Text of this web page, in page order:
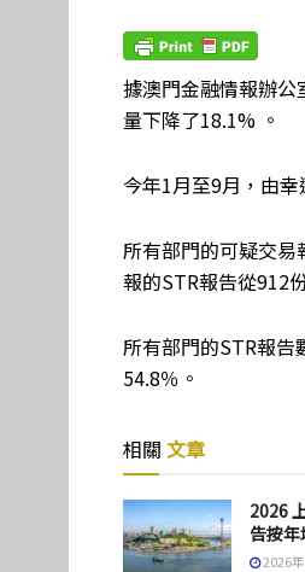
據澳門金融情報辦
量下降了18.1% 。
今年1月至9月，由
所有部門的可疑交
報的STR報告從912
所有部門的STR報
54.8％。
相關 文章
2026
告按
2026